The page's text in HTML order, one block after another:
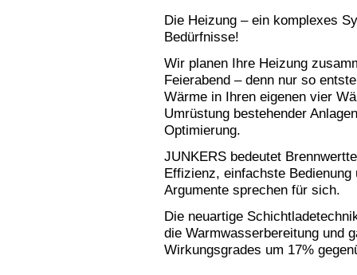
Die Heizung – ein komplexes
Bedürfnisse!
Wir planen Ihre Heizung
Feierabend – denn nur so
Wärme in Ihren eigenen vier
Umrüstung bestehender
Optimierung.
JUNKERS bedeutet
Effizienz, einfachste
Argumente sprechen für sich.
Die neuartige
die Warmwasserbereitung und
Wirkungsgrades um 17%